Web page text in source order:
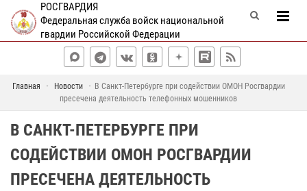
РОСГВАРДИЯ
Федеральная служба войск национальной
гвардии Российской Федерации
Главная Новости
В Санкт-Петербурге при содействии ОМОН Росгвардии
пресечена деятельность телефонных мошенников
В САНКТ-ПЕТЕРБУРГЕ ПРИ
СОДЕЙСТВИИ ОМОН РОСГВАРДИИ
ПРЕСЕЧЕНА ДЕЯТЕЛЬНОСТЬ